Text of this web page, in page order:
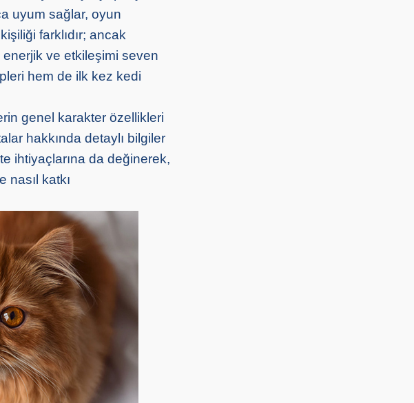
uyum sağlar, oyun
farklıdır; ancak
ve etkileşimi seven
hem de ilk kez kedi
genel karakter özellikleri
hakkında detaylı bilgiler
ihtiyaçlarına da değinerek,
nasıl katkı